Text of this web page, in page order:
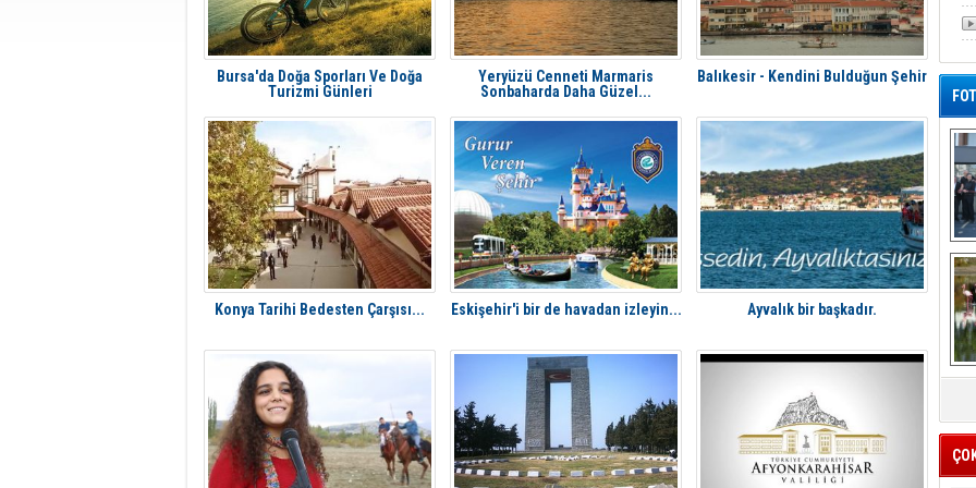
Bursa'da Doğa Sporları Ve Doğa
Turizmi Günleri
Yeryüzü Cenneti Marmaris
Sonbaharda Daha Güzel...
Balıkesir - Kendini Bulduğun Şehir
Konya Tarihi Bedesten Çarşısı... Eskişehir'i bir de havadan izleyin... Ayvalık bir başkadır.